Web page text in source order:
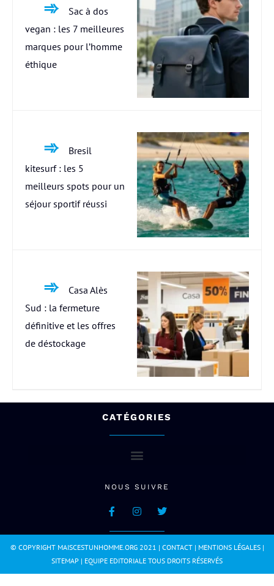
Sac à dos
vegan : les 7 meilleures
marques pour l’homme
éthique
Bresil
kitesurf : les 5
meilleurs spots pour un
séjour sportif réussi
Casa Alès
Sud : la fermeture
définitive et les offres
de déstockage
CATÉGORIES
NOUS SUIVRE
© COPYRIGHT MAISCESTUNHOMME.ORG 2021 | CONTACT| MENTIONS LÉGALES|
SITEMAP | EQUIPE EDITORIALE TOUS DROITS RÉSERVÉS